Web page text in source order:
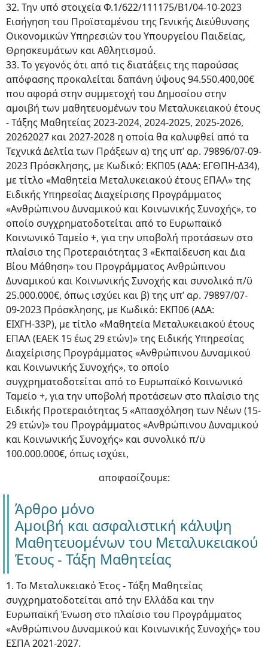
32. Την υπό στοιχεία Φ.1/622/111175/Β1/04-10-2023
Εισήγηση του Προϊσταμένου της Γενικής Διεύθυνσης
Οικονομικών Υπηρεσιών του Υπουργείου Παιδείας,
Θρησκευμάτων και Αθλητισμού.
33. Το γεγονός ότι από τις διατάξεις της παρούσας
απόφασης προκαλείται δαπάνη ύψους 94.550.400,00€
που αφορά στην συμμετοχή του Δημοσίου στην
αμοιβή των μαθητευομένων του Μεταλυκειακού έτους
- Τάξης Μαθητείας 2023-2024, 2024-2025, 2025-2026,
20262027 και 2027-2028 η οποία θα καλυφθεί από τα
Τεχνικά Δελτία των Πράξεων α) της υπ’ αρ. 79896/07-09-
2023 Πρόσκλησης, με Κωδικό: ΕΚΠ05 (ΑΔΑ: ΕΓΘΠΗ-Δ34),
με τίτλο «Μαθητεία Μεταλυκειακού έτους ΕΠΑΛ» της
Ειδικής Υπηρεσίας Διαχείρισης Προγράμματος
«Ανθρώπινου Δυναμικού και Κοινωνικής Συνοχής», το
οποίο συγχρηματοδοτείται από το Ευρωπαϊκό
Κοινωνικό Ταμείο +, για την υποβολή προτάσεων στο
πλαίσιο της Προτεραιότητας 3 «Εκπαίδευση και Δια
Βίου Μάθηση» του Προγράμματος Ανθρώπινου
Δυναμικού και Κοινωνικής Συνοχής και συνολικό π/ϋ
25.000.000€, όπως ισχύει και β) της υπ’ αρ. 79897/07-
09-2023 Πρόσκλησης, με Κωδικό: ΕΚΠ06 (ΑΔΑ:
ΕΙΧΓΗ-33Ρ), με τίτλο «Μαθητεία Μεταλυκειακού έτους
ΕΠΑΛ (ΕΑΕΚ 15 έως 29 ετών)» της Ειδικής Υπηρεσίας
Διαχείρισης Προγράμματος «Ανθρώπινου Δυναμικού
και Κοινωνικής Συνοχής», το οποίο
συγχρηματοδοτείται από το Ευρωπαϊκό Κοινωνικό
Ταμείο +, για την υποβολή προτάσεων στο πλαίσιο της
Ειδικής Προτεραιότητας 5 «Απασχόληση των Νέων (15-
29 ετών)» του Προγράμματος «Ανθρώπινου Δυναμικού
και Κοινωνικής Συνοχής» και συνολικό π/ϋ
100.000.000€, όπως ισχύει,
αποφασίζουμε:
Άρθρο μόνο
Αμοιβή και ασφαλιστική κάλυψη
Μαθητευομένων του Μεταλυκειακού
Έτους - Τάξη Μαθητείας
1. Το Μεταλυκειακό Έτος - Τάξη Μαθητείας
συγχρηματοδοτείται από την Ελλάδα και την
Ευρωπαϊκή Ένωση στο πλαίσιο του Προγράμματος
«Ανθρώπινου Δυναμικού και Κοινωνικής Συνοχής» του
ΕΣΠΑ 2021-2027.